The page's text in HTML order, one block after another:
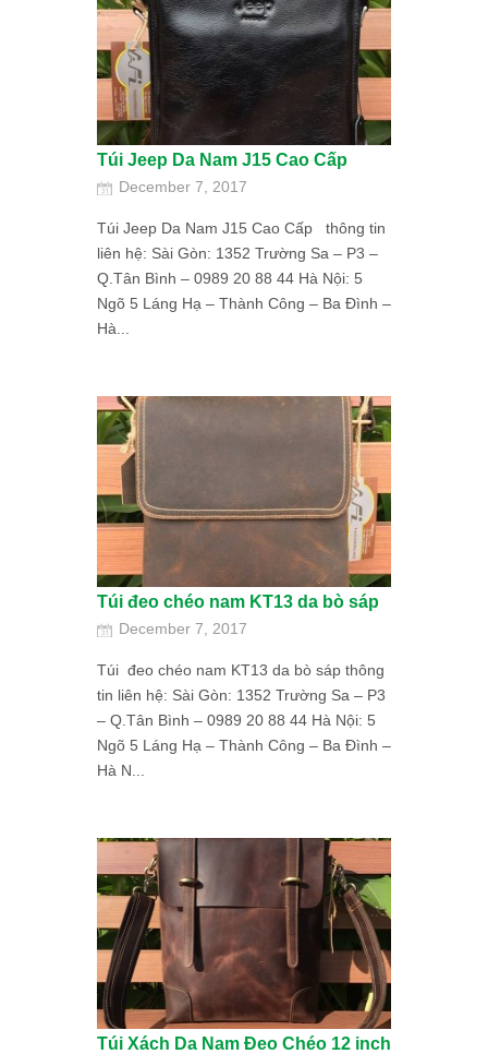
Túi Jeep Da Nam J15 Cao Cấp
December 7, 2017
Túi Jeep Da Nam J15 Cao Cấp thông tin
liên hệ: Sài Gòn: 1352 Trường Sa – P3 –
Q.Tân Bình – 0989 20 88 44 Hà Nội: 5
Ngõ 5 Láng Hạ – Thành Công – Ba Đình –
Hà...
Túi đeo chéo nam KT13 da bò sáp
December 7, 2017
Túi đeo chéo nam KT13 da bò sáp thông
tin liên hệ: Sài Gòn: 1352 Trường Sa – P3
– Q.Tân Bình – 0989 20 88 44 Hà Nội: 5
Ngõ 5 Láng Hạ – Thành Công – Ba Đình –
Hà N...
Túi Xách Da Nam Đeo Chéo 12 inch